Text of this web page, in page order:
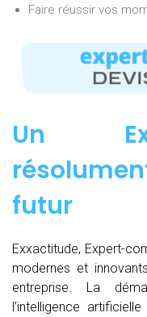
Faire réussir vos
Un
futur
Exxactitude, Expert-
modernes et
entreprise. La
l’intelligence